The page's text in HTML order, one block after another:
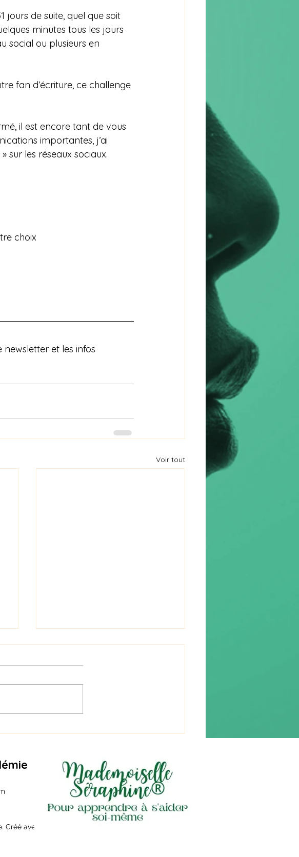
jours de suite, quel que soit
minutes tous les jours
social ou plusieurs en
fan d’écriture, ce challenge
il est encore tant de vous
importantes, j’ai
sur les réseaux sociaux.
choix
et les infos
Voir tout
Nagare (流れ) « le flux »
Créé avec